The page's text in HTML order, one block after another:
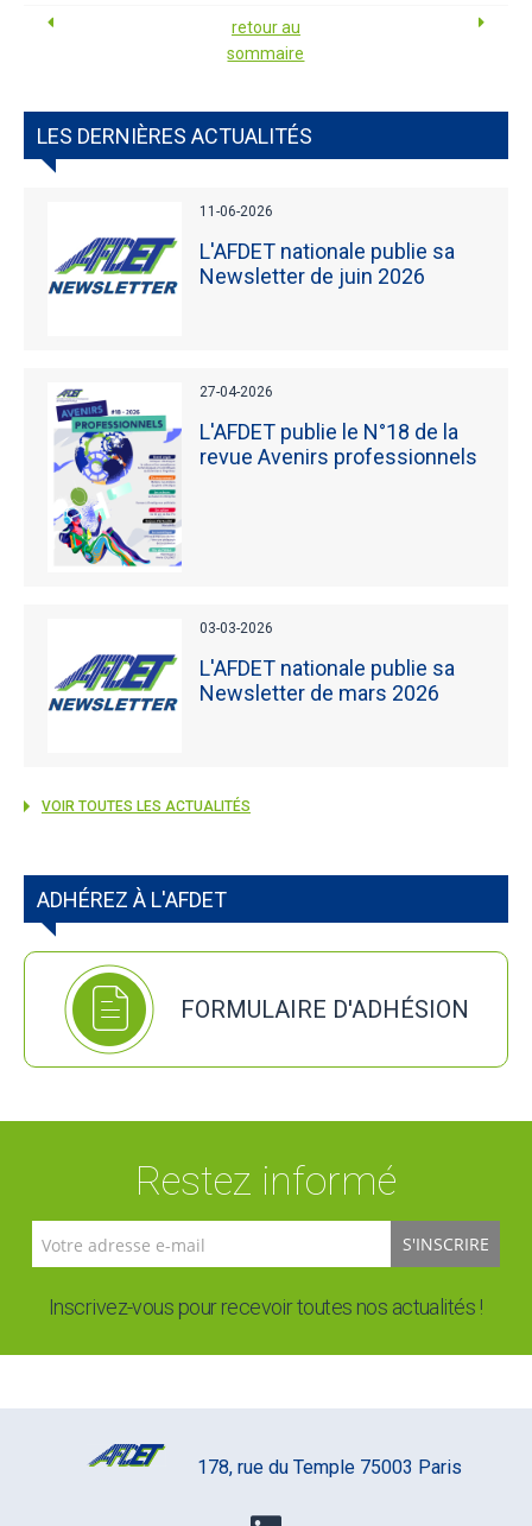
retour au
sommaire
LES DERNIÈRES ACTUALITÉS
11-06-2026
L'AFDET nationale publie sa
Newsletter de juin 2026
27-04-2026
L'AFDET publie le N°18 de la
revue Avenirs professionnels
03-03-2026
L'AFDET nationale publie sa
Newsletter de mars 2026
VOIR TOUTES LES ACTUALITÉS
ADHÉREZ À L'AFDET
FORMULAIRE D'ADHÉSION
Restez informé
S'INSCRIRE
Inscrivez-vous pour recevoir toutes nos actualités !
178, rue du Temple 75003 Paris